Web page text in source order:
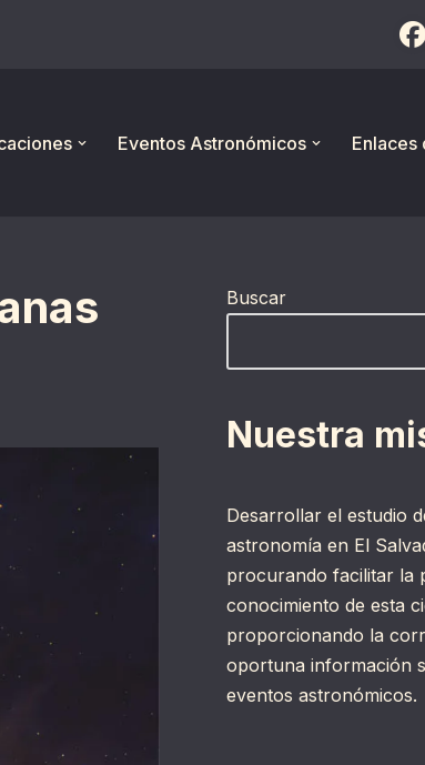
Eventos Astronómicos Enlaces
Buscar
Nuestra
Desarrollar el estudio
astronomía en El
procurando facilitar la
conocimiento de esta
proporcionando la
oportuna información
eventos astronómicos.